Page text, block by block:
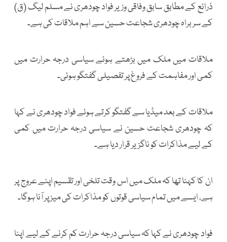
ذرائع کے مطابق سابق وفاقی وزیر فواد چودھری نے مسلم لیگ (ق)
کے سربراہ چودھری شجاعت حسین سے اہم ملاقات کی ہے۔
ملاقات میں ملک میں بڑھتے ہوئے سیاسی درجہ حرارت میں
کمی اور مفاہمت کے فروغ پر تفصیلی گفتگو ہوئی۔
ملاقات کے بعد میڈیا سے گفتگو کرتے ہوئے فواد چودھری نے کہا
کہ چودھری شجاعت حسین نے سیاسی درجہ حرارت میں کمی
کے لیے مذاکرات کو ناگزیر قرار دیا ہے۔
ان کا کہنا تھا کہ ملک میں اس وقت تلخی اور تقسیم اپنے عروج پر
ہے، ایسے میں تمام سیاسی قوتوں کو مذاکرات کی میز پر آنا ہوگا۔
فواد چودھری نے کہا کہ سیاسی درجہ حرارت کم کرنے کے لیے اپنا